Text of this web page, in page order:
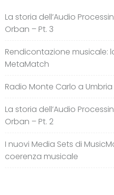
La storia dell’Audio
Orban – Pt. 3
Rendicontazione musicale:
MetaMatch
Radio Monte Carlo a
La storia dell’Audio
Orban – Pt. 2
I nuovi Media Sets di
coerenza musicale